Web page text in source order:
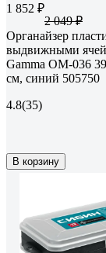
1 852 ₽
2 049 ₽
Органайзер
выдвижными
Gamma ОМ-036
см, синий 505750
4.8(35)
В корзину